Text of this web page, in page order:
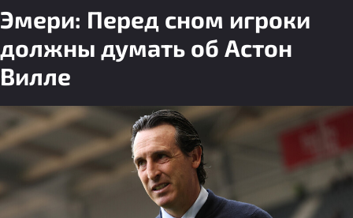
Эмери: Перед сном игроки
должны думать об Астон
Вилле